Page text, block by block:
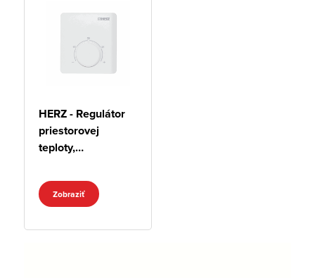
HERZ - Regulátor
priestorovej
teploty,
analógový
Zobraziť